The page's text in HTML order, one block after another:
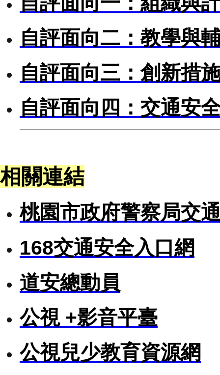
自評面向二：教學與
自評面向三：創新措
自評面向四：交通安
相關連結
桃園市政府警察局交
168交通安全入口網
道安總動員
公視 +影音平臺
公視兒少教育資源網